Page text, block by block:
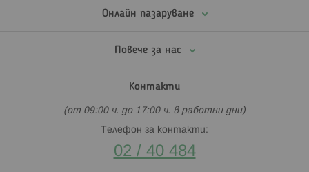
Онлайн пазаруване
Повече за нас
Контакти
(от 09:00 ч. до 17:00 ч. в работни дни)
Телефон за контакти:
02 / 40 484